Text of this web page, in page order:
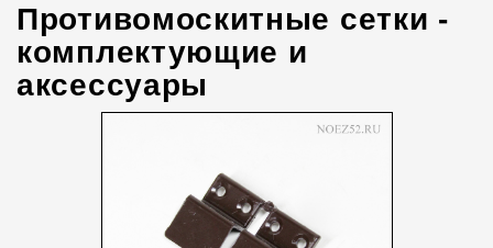
Противомоскитные сетки -
комплектующие и
аксессуары